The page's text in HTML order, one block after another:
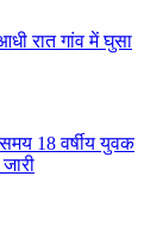
रात गांव में घुसा
18 वर्षीय युवक